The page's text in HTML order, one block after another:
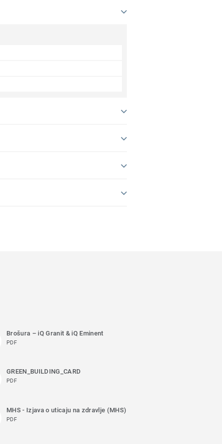
Brošura – iQ Granit & iQ Eminent
PDF
GREEN_BUILDING_CARD
PDF
MHS - Izjava o uticaju na zdravlje (MHS)
PDF